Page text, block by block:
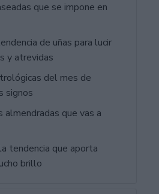
que se impone en
de uñas para lucir
y atrevidas
del mes de
signos
almendradas que vas a
tendencia que aporta
brillo